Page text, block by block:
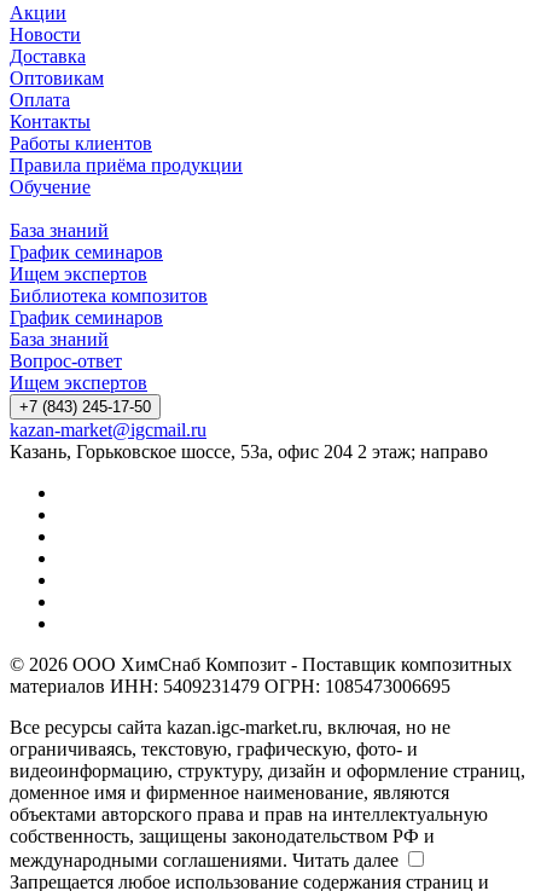
Акции
Новости
Доставка
Оптовикам
Оплата
Контакты
Работы клиентов
Правила приёма продукции
Обучение
База знаний
График семинаров
Ищем экспертов
Библиотека композитов
График семинаров
База знаний
Вопрос-ответ
Ищем экспертов
+7 (843) 245-17-50
kazan-market@igcmail.ru
Казань, ​Горьковское шоссе, 53а, офис 204 2 этаж; направо
© 2026 ООО ХимСнаб Композит - Поставщик композитных
материалов ИНН: 5409231479 ОГРН: 1085473006695
Все ресурсы сайта kazan.igc-market.ru, включая, но не
ограничиваясь, текстовую, графическую, фото- и
видеоинформацию, структуру, дизайн и оформление страниц,
доменное имя и фирменное наименование, являются
объектами авторского права и прав на интеллектуальную
собственность, защищены законодательством РФ и
международными соглашениями. Читать далее
Запрещается любое использование содержания страниц и